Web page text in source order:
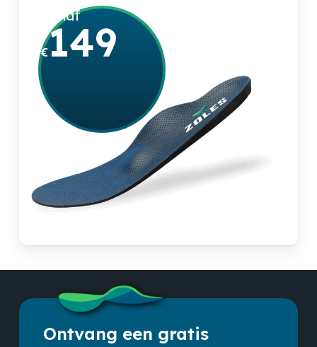
vanaf
€149
Ontvang een gratis